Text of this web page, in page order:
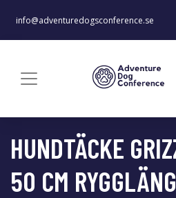
info@adventuredogsconference.se
HUNDTÄCKE
50 CM